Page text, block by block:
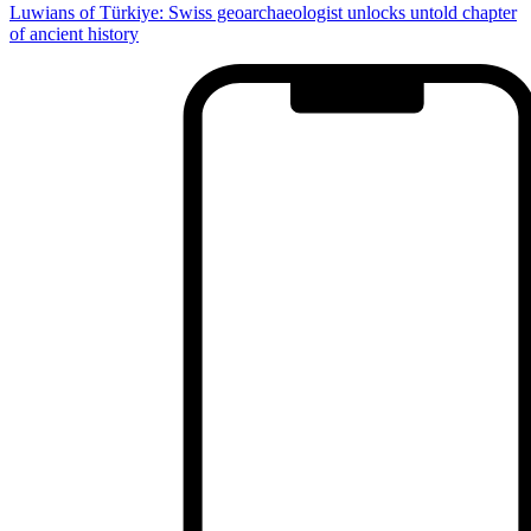
Luwians of Türkiye: Swiss geoarchaeologist unlocks untold chapter
of ancient history